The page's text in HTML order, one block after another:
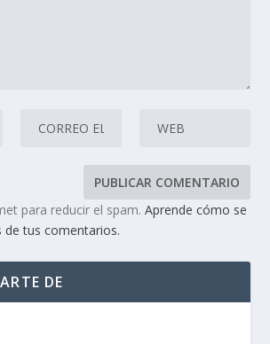
para reducir el spam.Aprende cómo se
tus comentarios.
DE